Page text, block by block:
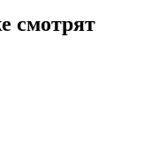
смотрят